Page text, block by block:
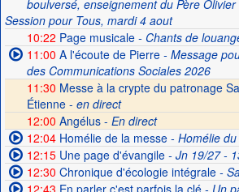
boulversé, enseignement du Père
Session pour Tous, mardi 4 aout
10:22 Page musicale- Chants de
11:00 A l'écoute de Pierre- Message
des Communications Sociales 2026
11:30 Messe à la crypte du patronage
Étienne - en direct
12:00 Angélus - En direct
12:04Homélie de la messe- Homélie du
12:15Une page d'évangile- Jn 19/27 -
12:30 Chronique d'écologie intégrale-
12:43 En parler c'est parfois la clé- Un